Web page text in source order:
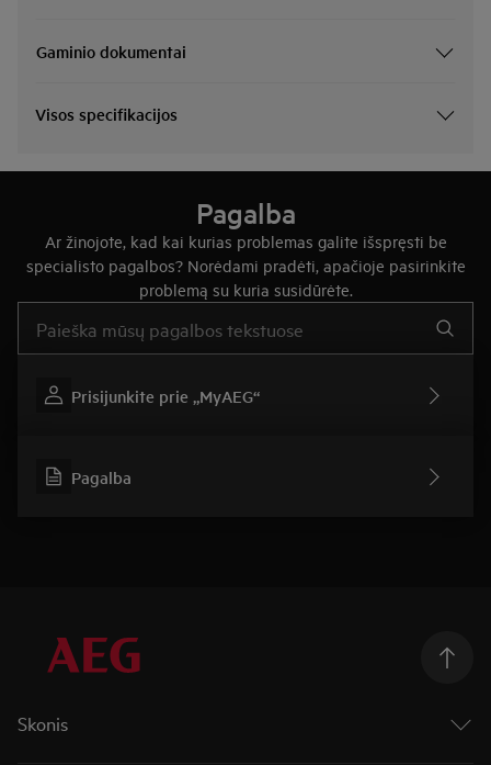
Gaminio dokumentai
Visos specifikacijos
Pagalba
Ar žinojote, kad kai kurias problemas galite išspręsti be
specialisto pagalbos? Norėdami pradėti, apačioje pasirinkite
problemą su kuria susidūrėte.
Prisijunkite prie „MyAEG“
Pagalba
Skonis